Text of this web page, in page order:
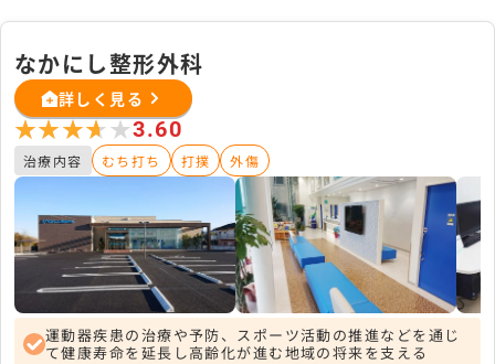
なかにし整形外科
詳しく見る
★★★★★
★★★★★3.60
治療内容 むち打ち 打撲 外傷
運動器疾患の治療や予防、スポーツ活動の推進などを通じ
て健康寿命を延長し高齢化が進む地域の将来を支える